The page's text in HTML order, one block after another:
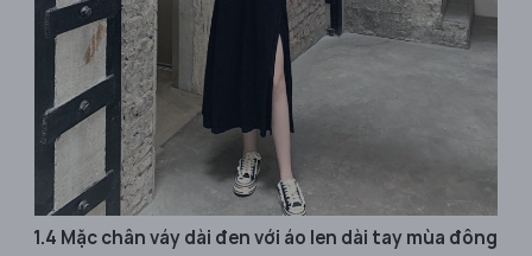
1.4 Mặc chân váy dài đen với áo len dài tay mùa đông